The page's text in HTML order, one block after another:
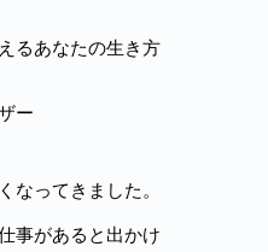
るあなたの生き方
ー
なってきました。
事があると出かけ